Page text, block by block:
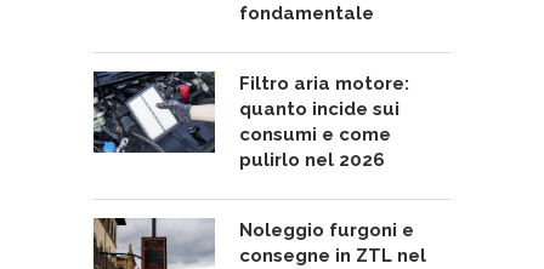
fondamentale
Filtro aria motore:
quanto incide sui
consumi e come
pulirlo nel 2026
Noleggio furgoni e
consegne in ZTL nel